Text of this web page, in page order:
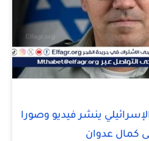
ينشر فيديو وصورا
كمال عدوان